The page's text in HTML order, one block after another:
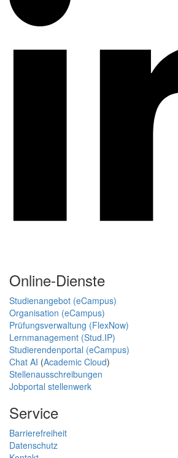
Online-Dienste
Studienangebot (eCampus)
Organisation (eCampus)
Prüfungsverwaltung (FlexNow)
Lernmanagement (Stud.IP)
Studierendenportal (eCampus)
Chat AI (Academic Cloud)
Stellenausschreibungen
Jobportal stellenwerk
Service
Barrierefreiheit
Datenschutz